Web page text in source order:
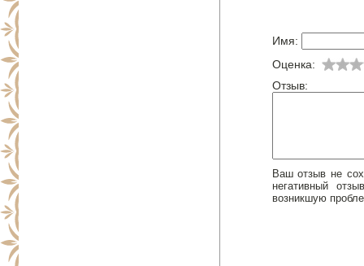
Имя:
Оценка:
Отзыв:
Ваш отзыв не
негативный
возникшую